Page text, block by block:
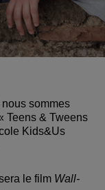
nous sommes
Teens & Tweens
Kids&Us
le film Wall-